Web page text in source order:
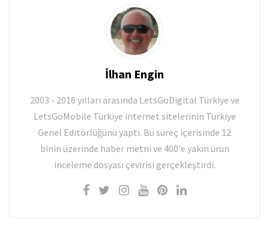
İlhan Engin
2003 - 2016 yılları arasında LetsGoDigital Türkiye ve
LetsGoMobile Türkiye internet sitelerinin Türkiye
Genel Editörlüğünü yaptı. Bu süreç içerisinde 12
binin üzerinde haber metni ve 400'e yakın ürün
inceleme dosyası çevirisi gerçekleştirdi.